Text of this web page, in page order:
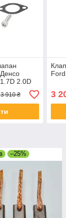
2.0D
3 910 ₴ 3
–25%